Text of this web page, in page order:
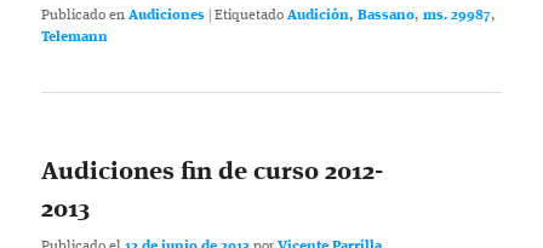
Publicado en Audiciones |Etiquetado Audición,Bassano,ms. 29987,
Telemann
Audiciones fin de curso 2012-
2013